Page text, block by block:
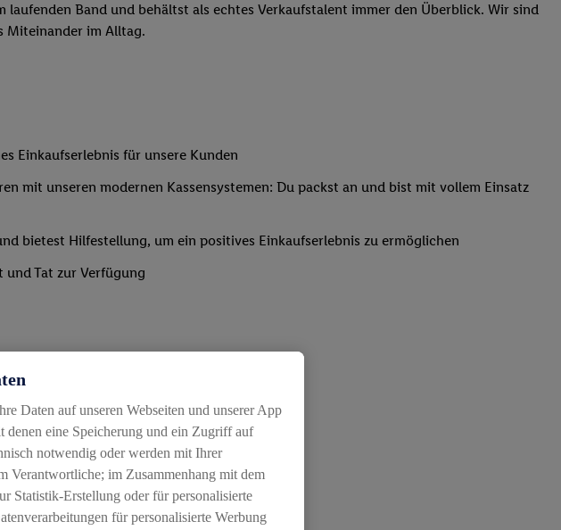
Band und behältst als echtes Verkaufstalent immer den Überblick. Wir sind
Miteinander im Alltag.
Einkaufserlebnis für unsere Kunden
mit unseren modernen Kassensystemen: Du packst an und bist mit vollem Einsatz
bietest Hilfestellung, um ein positives Einkaufserlebnis zu ermöglichen
Tat zur Verfügung
Daten auf unseren Webseiten und unserer App
denen eine Speicherung und ein Zugriff auf
notwendig oder werden mit Ihrer
Verantwortliche; im Zusammenhang mit dem
Statistik-Erstellung oder für personalisierte
für personalisierte Werbung